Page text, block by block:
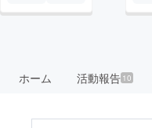
ホーム 活動報告10